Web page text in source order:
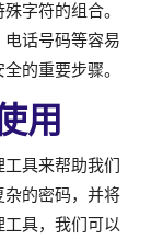
字符的组合。
话号码等容易
的重要步骤。
用
具来帮助我们
杂的密码，并将
具，我们可以